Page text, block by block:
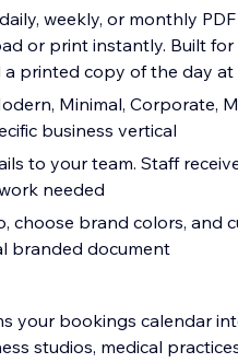
weekly, or monthly
or print instantly. Built for
a printed copy of the day
Minimal, Corporate,
business vertical
to your team. Staff
needed
choose brand colors, and
branded document
your bookings calendar
studios, medical